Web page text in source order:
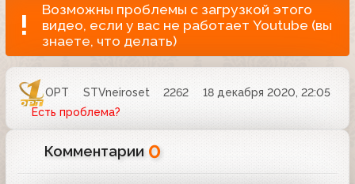
Возможны проблемы с загрузкой этого
видео, если у вас не работает Youtube (вы
знаете, что делать)
ОРТ STVneiroset 2262
18 декабря 2020, 22:05
Есть проблема?
Комментарии 0